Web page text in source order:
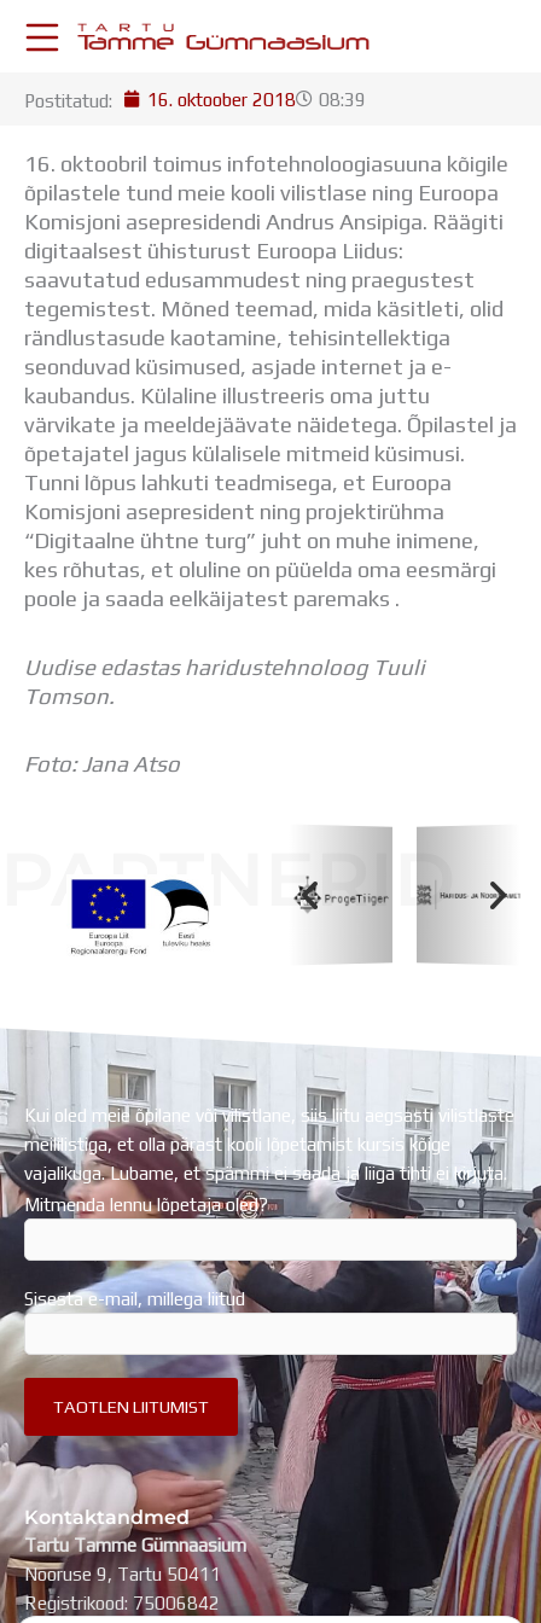
KESKKONNAD
Postkast
Drive
Tamme TV
Tamme Leht
Kooliraadio
Koorilaul
ÕPPETÖÖ
Tunniplaan
Aastaplaan
Õppekava
Ainepassid
Huviringid
Õpilastööd (UPT)
Distantsõpe
Kodukord
Sisseastumine
Meie kool
Uudised
Virtuaaltuur
Õpilasesindus
Kontaktid
Tööpakkumised
Postitatud: 16. oktoober 2018 08:39
16. oktoobril toimus infotehnoloogiasuuna kõigile
õpilastele tund meie kooli vilistlase ning Euroopa
Komisjoni asepresidendi Andrus Ansipiga. Räägiti
digitaalsest ühisturust Euroopa Liidus:
saavutatud edusammudest ning praegustest
tegemistest. Mõned teemad, mida käsitleti, olid
rändlustasude kaotamine, tehisintellektiga
seonduvad küsimused, asjade internet ja e-
kaubandus. Külaline illustreeris oma juttu
värvikate ja meeldejäävate näidetega. Õpilastel ja
õpetajatel jagus külalisele mitmeid küsimusi.
Tunni lõpus lahkuti teadmisega, et Euroopa
Komisjoni asepresident ning projektirühma
“Digitaalne ühtne turg” juht on muhe inimene,
kes rõhutas, et oluline on püüelda oma eesmärgi
poole ja saada eelkäijatest paremaks .
Uudise edastas haridustehnoloog Tuuli
Tomson.
Foto: Jana Atso
PARTNERID
Kui oled meie õpilane või vilistlane, siis liitu aegsasti vilistlaste
meililistiga, et olla pärast kooli lõpetamist kursis kõige
vajalikuga. Lubame, et spämmi ei saada ja liiga tihti ei kirjuta.
Mitmenda lennu lõpetaja oled?
Sisesta e-mail, millega liitud
Kontaktandmed
Tartu Tamme Gümnaasium
Nooruse 9, Tartu 50411
Registrikood: 75006842